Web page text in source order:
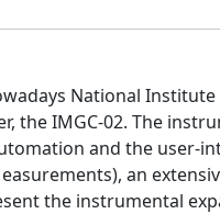
National Institute
the IMGC-02. The
and the user-
an
the instrumental